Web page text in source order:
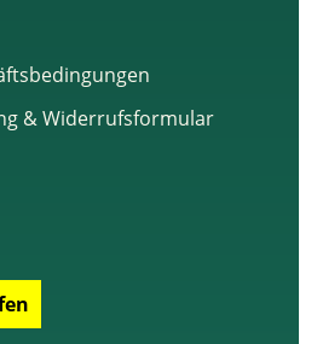
& Widerrufsformular